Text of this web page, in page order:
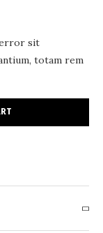
error sit
totam rem